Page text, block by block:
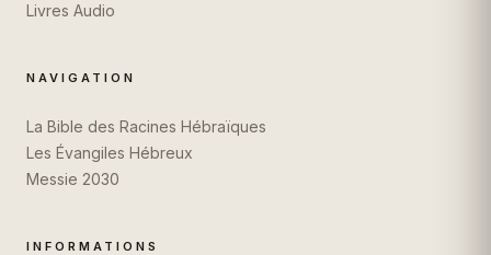
Livres Audio
NAVIGATION
La Bible des Racines Hébraïques
Les Évangiles Hébreux
Messie 2030
INFORMATIONS